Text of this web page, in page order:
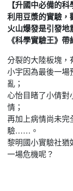
【升國中必備的科
利用豆漿的實驗，
火山爆發是引發地
《科學實驗王》
分裂的大陸板塊，
小宇因為最後一場
亂；
心怡目睹了小倩對
情；
再加上病情尚未完
驗……。
黎明國小實驗社猶
一場危機呢？